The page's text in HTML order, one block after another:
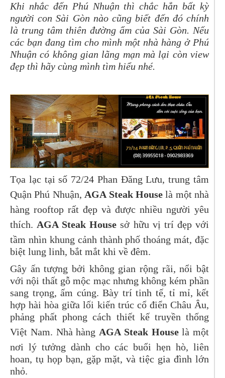
Khi nhắc đến Phú Nhuận thì chắc hẳn bất kỳ
người con Sài Gòn nào cũng biết đến đó chính
là trung tâm thiên đường ẩm của Sài Gòn. Nếu
các bạn đang tìm cho mình một nhà hàng ở Phú
Nhuận có không gian lãng mạn mà lại còn view
đẹp thì hãy cùng mình tìm hiểu nhé.
Tọa lạc tại số 72/24 Phan Đăng Lưu, trung tâm
Quận Phú Nhuận, AGA Steak Houselà một nhà
hàng rooftop rất đẹp và được nhiều người yêu
thích. AGA Steak House sở hữu vị trí đẹp với
tầm nhìn khung cảnh thành phố thoáng mát, đặc
biệt lung linh, bắt mắt khi về đêm.
Gây ấn tượng bởi không gian rộng rãi, nổi bật
với nội thất gỗ mộc mạc nhưng không kém phần
sang trọng, ấm cúng. Bày trí tinh tế, tỉ mỉ, kết
hợp hài hòa giữa lối kiến trúc cổ điển Châu Âu,
phảng phất phong cách thiết kế truyền thống
Việt Nam. Nhà hàng AGA Steak Houselà một
nơi lý tưởng dành cho các buổi hẹn hò, liên
hoan, tụ họp bạn, gặp mặt, và tiệc gia đình lớn
nhỏ.